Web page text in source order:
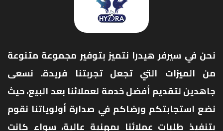
نحن في سيرفر هيدرا نتميز بتوفير مجموعة متنوعة
من الميزات التي تجعل تجربتنا فريدة. نسعى
جاهدين لتقديم أفضل خدمة لعملائنا بعد البيع، حيث
نضع استجابتكم ورضاكم في صدارة أولوياتنا نقوم
بتنفيذ طلبات عملائنا بمهنية عالية، سواء كانت